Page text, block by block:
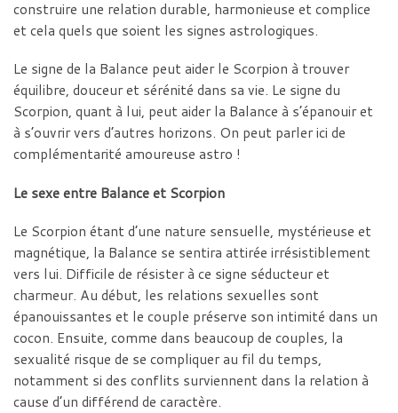
construire une relation durable, harmonieuse et complice
et cela quels que soient les signes astrologiques.
Le signe de la Balance peut aider le Scorpion à trouver
équilibre, douceur et sérénité dans sa vie. Le signe du
Scorpion, quant à lui, peut aider la Balance à s’épanouir et
à s’ouvrir vers d’autres horizons. On peut parler ici de
complémentarité amoureuse astro !
Le sexe entre Balance et Scorpion
Le Scorpion étant d’une nature sensuelle, mystérieuse et
magnétique, la Balance se sentira attirée irrésistiblement
vers lui. Difficile de résister à ce signe séducteur et
charmeur. Au début, les relations sexuelles sont
épanouissantes et le couple préserve son intimité dans un
cocon. Ensuite, comme dans beaucoup de couples, la
sexualité risque de se compliquer au fil du temps,
notamment si des conflits surviennent dans la relation à
cause d’un différend de caractère.